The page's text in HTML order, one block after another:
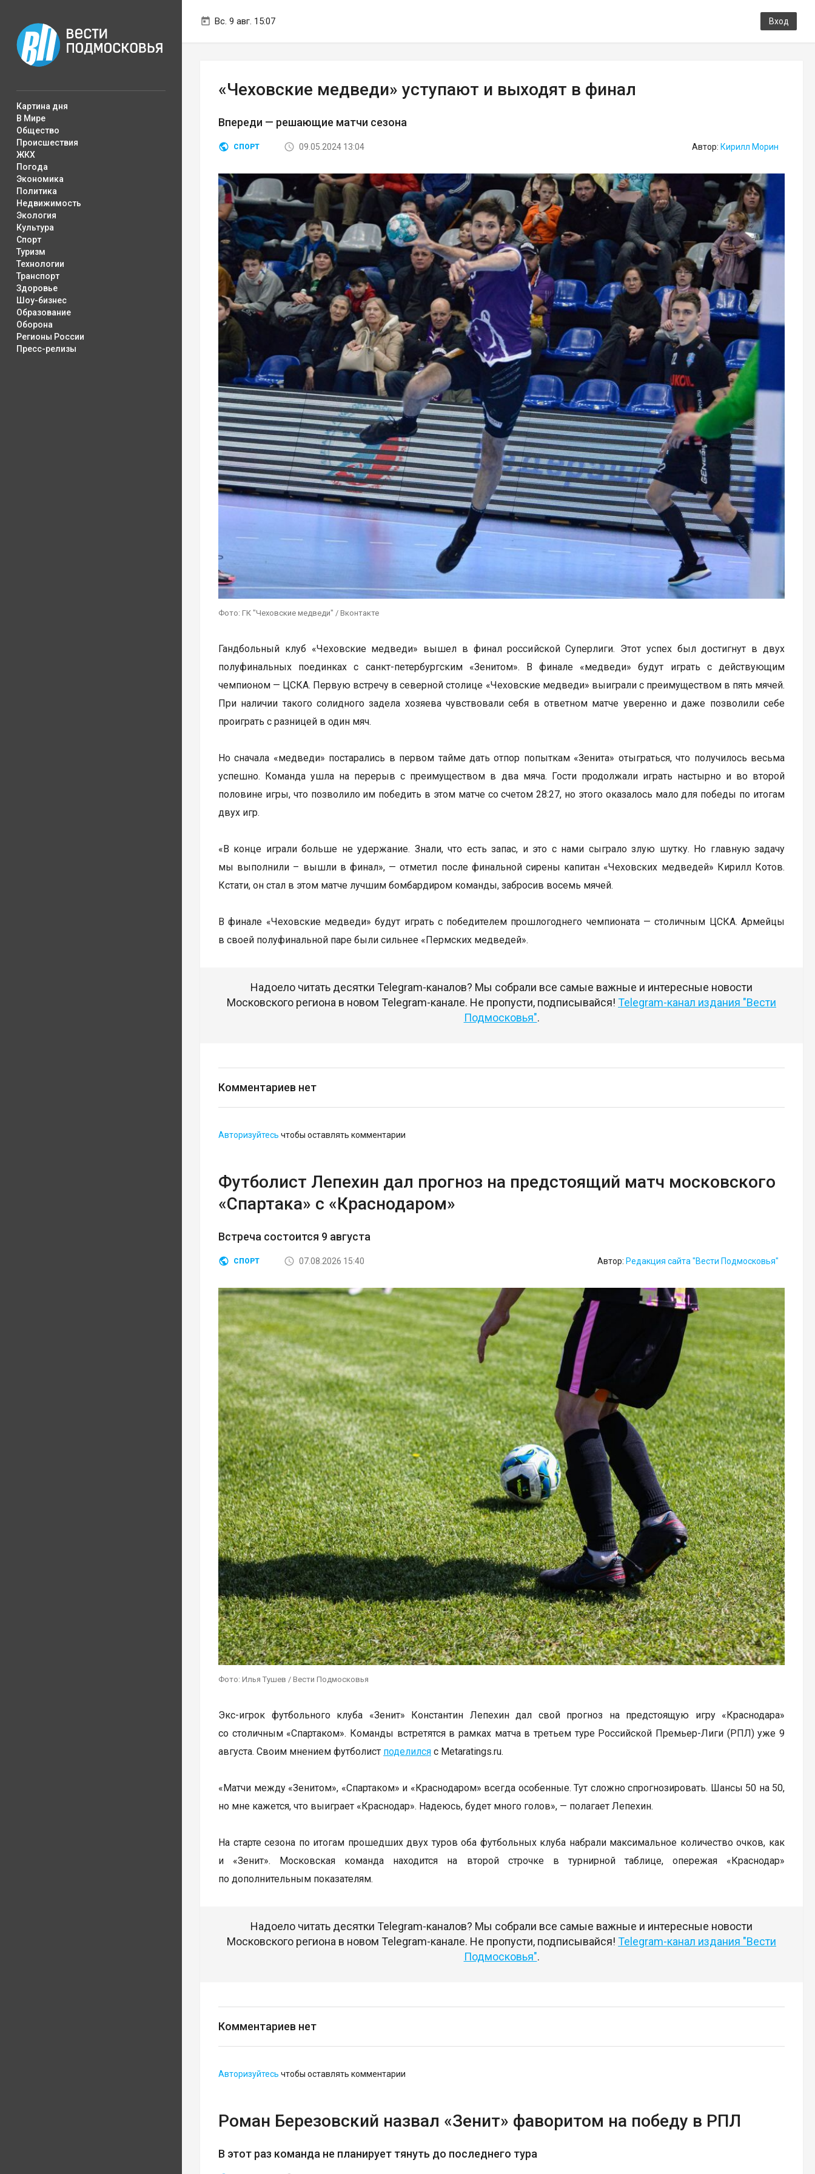
Вс. 9 авг. 15:07 Вход
Картина дня
В Мире
Общество
Происшествия
ЖКХ
Погода
Экономика
Политика
Недвижимость
Экология
Культура
Спорт
Туризм
Технологии
Транспорт
Здоровье
Шоу-бизнес
Образование
Оборона
Регионы России
Пресс-релизы
«Чеховские медведи» уступают и выходят в финал
Впереди — решающие матчи сезона
СПОРТ 09.05.2024 13:04 Автор: Кирилл Морин
Фото: ГК "Чеховские медведи" / Вконтакте
Гандбольный клуб «Чеховские медведи» вышел в финал российской Суперлиги. Этот успех был достигнут в двух
полуфинальных поединках с санкт-петербургским «Зенитом». В финале «медведи» будут играть с действующим
чемпионом — ЦСКА. Первую встречу в северной столице «Чеховские медведи» выиграли с преимуществом в пять мячей.
При наличии такого солидного задела хозяева чувствовали себя в ответном матче уверенно и даже позволили себе
проиграть с разницей в один мяч.
Но сначала «медведи» постарались в первом тайме дать отпор попыткам «Зенита» отыграться, что получилось весьма
успешно. Команда ушла на перерыв с преимуществом в два мяча. Гости продолжали играть настырно и во второй
половине игры, что позволило им победить в этом матче со счетом 28:27, но этого оказалось мало для победы по итогам
двух игр.
«В конце играли больше не удержание. Знали, что есть запас, и это с нами сыграло злую шутку. Но главную задачу
мы выполнили – вышли в финал», — отметил после финальной сирены капитан «Чеховских медведей» Кирилл Котов.
Кстати, он стал в этом матче лучшим бомбардиром команды, забросив восемь мячей.
В финале «Чеховские медведи» будут играть с победителем прошлогоднего чемпионата — столичным ЦСКА. Армейцы
в своей полуфинальной паре были сильнее «Пермских медведей».
Надоело читать десятки Telegram-каналов? Мы собрали все самые важные и интересные новости
Московского региона в новом Telegram-канале. Не пропусти, подписывайся! Telegram-канал издания "Вести
Подмосковья".
Комментариев нет
Авторизуйтесь чтобы оставлять комментарии
Футболист Лепехин дал прогноз на предстоящий матч московского
«Спартака» с «Краснодаром»
Встреча состоится 9 августа
СПОРТ 07.08.2026 15:40 Автор: Редакция сайта "Вести Подмосковья"
Фото: Илья Тушев / Вести Подмосковья
Экс-игрок футбольного клуба «Зенит» Константин Лепехин дал свой прогноз на предстоящую игру «Краснодара»
со столичным «Спартаком». Команды встретятся в рамках матча в третьем туре Российской Премьер-Лиги (РПЛ) уже 9
августа. Своим мнением футболист поделился с Metaratings.ru.
«Матчи между «Зенитом», «Спартаком» и «Краснодаром» всегда особенные. Тут сложно спрогнозировать. Шансы 50 на 50,
но мне кажется, что выиграет «Краснодар». Надеюсь, будет много голов», — полагает Лепехин.
На старте сезона по итогам прошедших двух туров оба футбольных клуба набрали максимальное количество очков, как
и «Зенит». Московская команда находится на второй строчке в турнирной таблице, опережая «Краснодар»
по дополнительным показателям.
Надоело читать десятки Telegram-каналов? Мы собрали все самые важные и интересные новости
Московского региона в новом Telegram-канале. Не пропусти, подписывайся! Telegram-канал издания "Вести
Подмосковья".
Комментариев нет
Авторизуйтесь чтобы оставлять комментарии
Роман Березовский назвал «Зенит» фаворитом на победу в РПЛ
В этот раз команда не планирует тянуть до последнего тура